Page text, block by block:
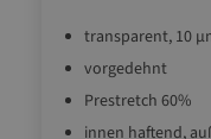
transparent, 10
vorgedehnt
Prestretch 60%
innen haftend,